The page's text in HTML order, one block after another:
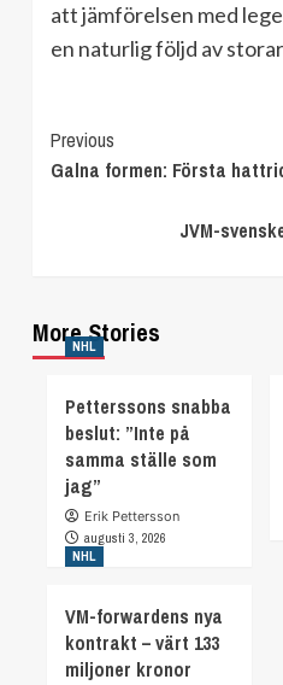
att jämförelsen med
en naturlig följd av
Continue
Reading
Previous
Galna formen: Första
JVM-
More Stories
NHL
Petterssons snabba
beslut: ”Inte på
samma ställe som
jag”
Erik Pettersson
augusti 3, 2026
NHL
VM-forwardens nya
kontrakt – värt 133
miljoner kronor